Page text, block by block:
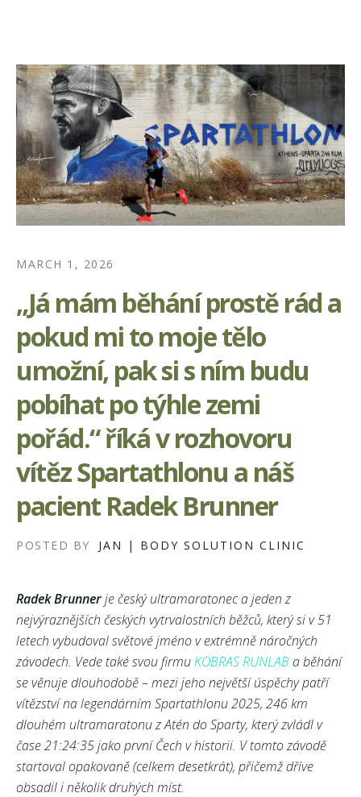
MARCH 1, 2026
„Já mám běhání prostě rád a
pokud mi to moje tělo
umožní, pak si s ním budu
pobíhat po týhle zemi
pořád.“ říká v rozhovoru
vítěz Spartathlonu a náš
pacient Radek Brunner
POSTED BY JAN | BODY SOLUTION CLINIC
Radek Brunnerje český ultramaratonec a jeden z
nejvýraznějších českých vytrvalostních běžců, který si v 51
letech vybudoval světové jméno v extrémně náročných
závodech. Vede také svou firmuKOBRAS RUNLABa běhání
se věnuje dlouhodobě – mezi jeho největší úspěchy patří
vítězství na legendárním Spartathlonu 2025, 246 km
dlouhém ultramaratonu z Atén do Sparty, který zvládl v
čase 21:24:35 jako první Čech v historii. V tomto závodě
startoval opakovaně (celkem desetkrát), přičemž dříve
obsadil i několik druhých míst.